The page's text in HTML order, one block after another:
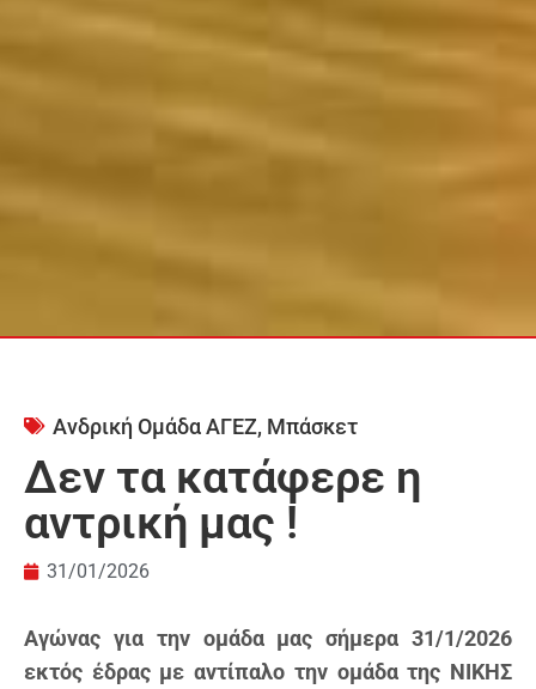
Ανδρική Ομάδα ΑΓΕΖ, Μπάσκετ
Δεν τα κατάφερε η
αντρική μας !
31/01/2026
Αγώνας για την ομάδα μας σήμερα 31/1/2026
εκτός έδρας με αντίπαλο την ομάδα της ΝΙΚΗΣ